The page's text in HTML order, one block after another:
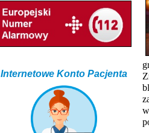
Internetowe Konto Pacjenta